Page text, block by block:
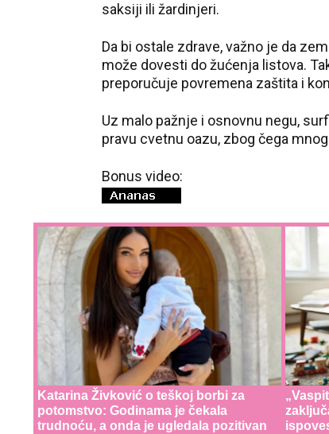
saksiji ili žardinjeri.
Da bi ostale zdrave, važno je da
može dovesti do žućenja listova.
preporučuje povremena zaštita i
Uz malo pažnje i osnovnu negu,
pravu cvetnu oazu, zbog čega
Bonus video:
Katarina Živković o teškoj borbi za
potomstvo: Godinama je čekala
trudnoću, a onda je ugledala pozitivan